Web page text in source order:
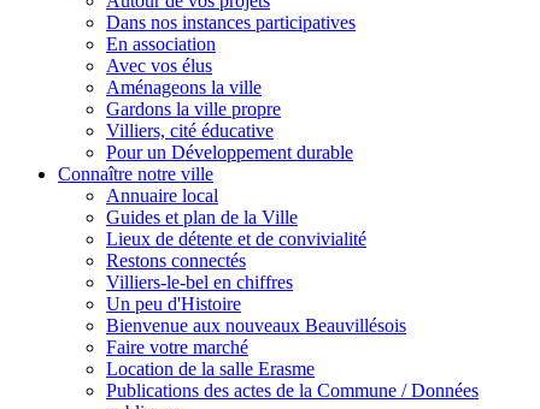
Dans nos instances participatives
En association
Avec vos élus
Aménageons la ville
Gardons la ville propre
Villiers, cité éducative
Pour un Développement durable
Connaître notre ville
Annuaire local
Guides et plan de la Ville
Lieux de détente et de convivialité
Restons connectés
Villiers-le-bel en chiffres
Un peu d'Histoire
Bienvenue aux nouveaux Beauvillésois
Faire votre marché
Location de la salle Erasme
Publications des actes de la Commune / Données